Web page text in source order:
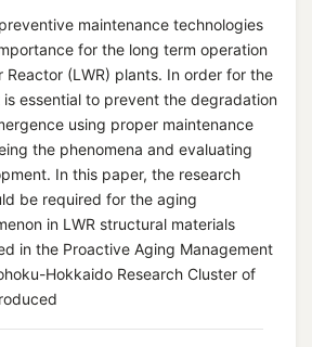
maintenance technologies
for the long term operation
Reactor (LWR) plants. In order for the
is essential to prevent the degradation
using proper maintenance
the phenomena and evaluating
In this paper, the research
be required for the aging
in LWR structural materials
in the Proactive Aging Management
Hokkaido Research Cluster of